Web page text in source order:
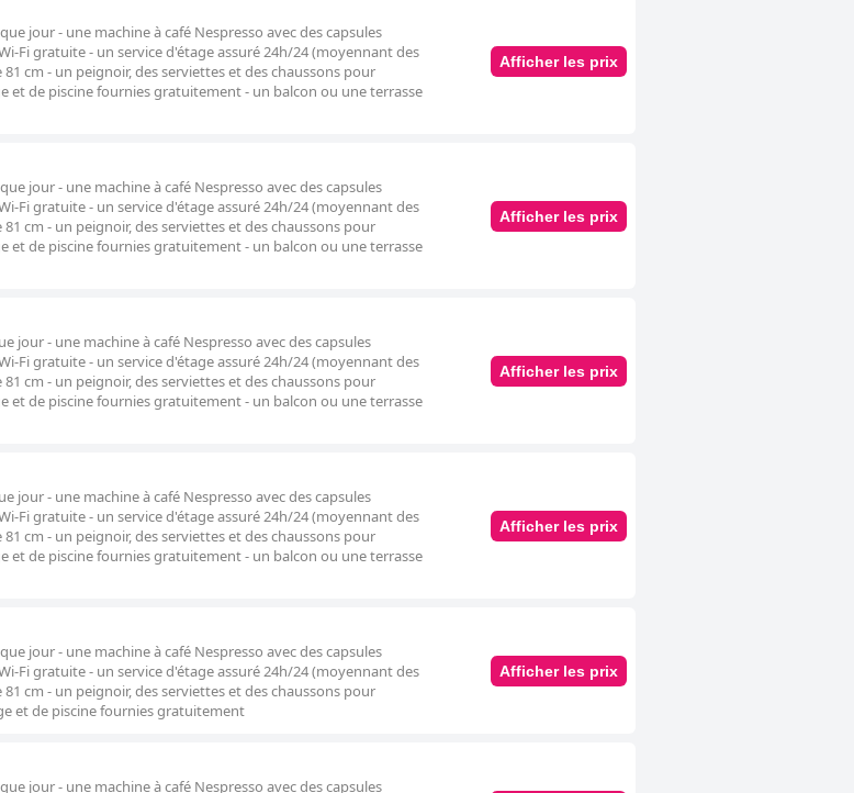
jour - une machine à café Nespresso avec des capsules
Fi gratuite - un service d'étage assuré 24h/24 (moyennant des
cm - un peignoir, des serviettes et des chaussons pour
et de piscine fournies gratuitement - un balcon ou une terrasse
Afficher les prix
jour - une machine à café Nespresso avec des capsules
Fi gratuite - un service d'étage assuré 24h/24 (moyennant des
cm - un peignoir, des serviettes et des chaussons pour
et de piscine fournies gratuitement - un balcon ou une terrasse
Afficher les prix
- une machine à café Nespresso avec des capsules
Fi gratuite - un service d'étage assuré 24h/24 (moyennant des
cm - un peignoir, des serviettes et des chaussons pour
et de piscine fournies gratuitement - un balcon ou une terrasse
Afficher les prix
- une machine à café Nespresso avec des capsules
Fi gratuite - un service d'étage assuré 24h/24 (moyennant des
cm - un peignoir, des serviettes et des chaussons pour
et de piscine fournies gratuitement - un balcon ou une terrasse
Afficher les prix
jour - une machine à café Nespresso avec des capsules
Fi gratuite - un service d'étage assuré 24h/24 (moyennant des
cm - un peignoir, des serviettes et des chaussons pour
et de piscine fournies gratuitement
Afficher les prix
jour - une machine à café Nespresso avec des capsules